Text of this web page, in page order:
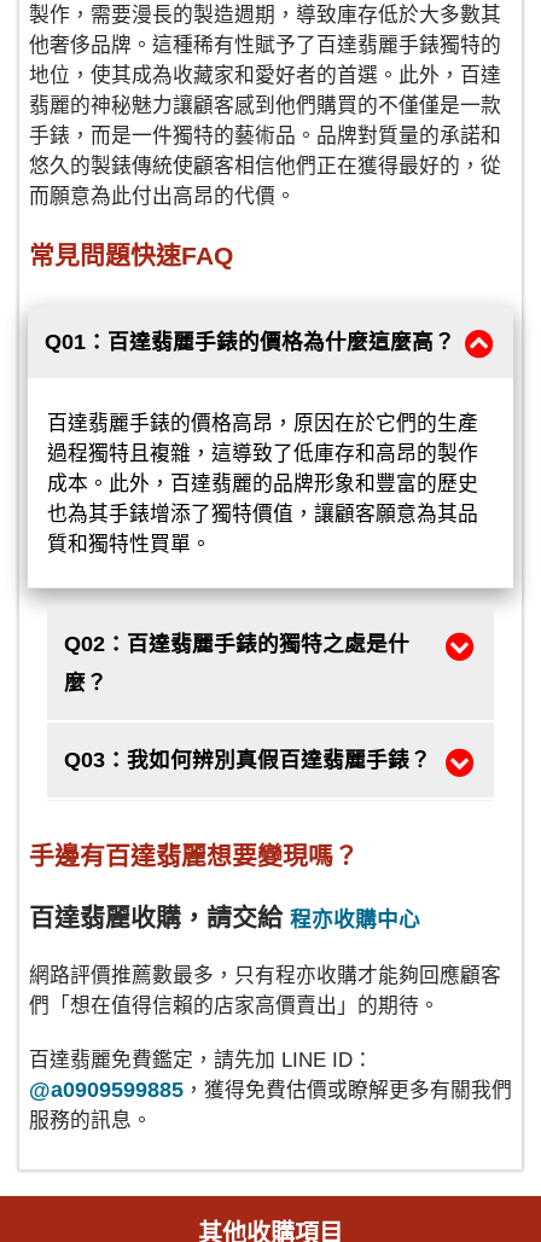
製作，需要漫長的製造週期，導致庫存低於大多數其
他奢侈品牌。這種稀有性賦予了百達翡麗手錶獨特的
地位，使其成為收藏家和愛好者的首選。此外，百達
翡麗的神秘魅力讓顧客感到他們購買的不僅僅是一款
手錶，而是一件獨特的藝術品。品牌對質量的承諾和
悠久的製錶傳統使顧客相信他們正在獲得最好的，從
而願意為此付出高昂的代價。
常見問題快速FAQ
Q01：百達翡麗手錶的價格為什麼這麼高？
百達翡麗手錶的價格高昂，原因在於它們的生產
過程獨特且複雜，這導致了低庫存和高昂的製作
成本。此外，百達翡麗的品牌形象和豐富的歷史
也為其手錶增添了獨特價值，讓顧客願意為其品
質和獨特性買單。
Q02：百達翡麗手錶的獨特之處是什
麼？
Q03：我如何辨別真假百達翡麗手錶？
手邊有百達翡麗想要變現嗎？
百達翡麗收購，請交給 程亦收購中心
網路評價推薦數最多，只有程亦收購才能夠回應顧客
們「想在值得信賴的店家高價賣出」的期待。
百達翡麗免費鑑定，請先加 LINE ID：
@a0909599885 ，獲得免費估價或瞭解更多有關我們
服務的訊息。
其他收購項目